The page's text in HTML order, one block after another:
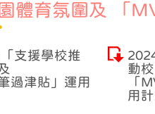
體育氛圍及 「
支援學校推
過津貼」運用
動
「
用